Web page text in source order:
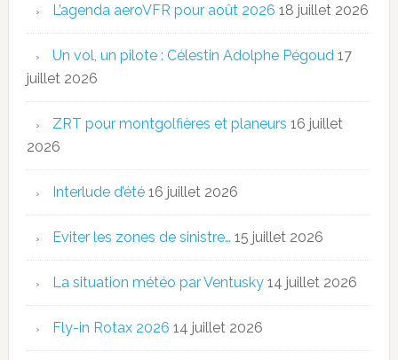
L’agenda aeroVFR pour août 2026 18 juillet 2026
Un vol, un pilote : Célestin Adolphe Pégoud 17
juillet 2026
ZRT pour montgolfières et planeurs 16 juillet
2026
Interlude d’été 16 juillet 2026
Eviter les zones de sinistre… 15 juillet 2026
La situation météo par Ventusky 14 juillet 2026
Fly-in Rotax 2026 14 juillet 2026